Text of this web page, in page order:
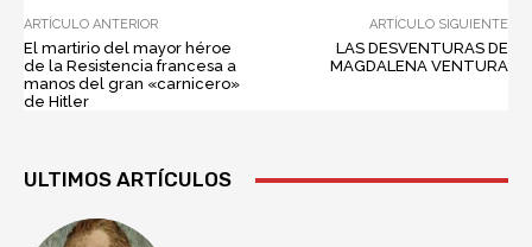
ARTÍCULO ANTERIOR
El martirio del mayor héroe
de la Resistencia francesa a
manos del gran «carnicero»
de Hitler
ARTÍCULO SIGUIENTE
LAS DESVENTURAS DE
MAGDALENA VENTURA
ULTIMOS ARTÍCULOS